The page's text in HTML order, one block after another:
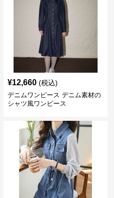
¥12,660 (税込)
デニムワンピース デニム素材の
シャツ風ワンピース